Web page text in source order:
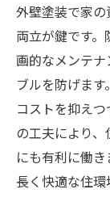
外壁塗装で家
両立が鍵です
画的なメンテ
ブルを防げます
コストを抑え
の工夫により
にも有利に働き
長く快適な住環